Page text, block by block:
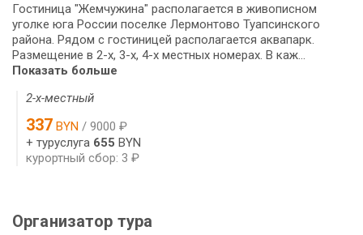
Гостиница "Жемчужина" располагается в живописном
уголке юга России поселке Лермонтово Туапсинского
района. Рядом с гостиницей располагается аквапарк.
Размещение в 2-х, 3-х, 4-х местных номерах. В каж...
Показать больше
2-х-местный
337 BYN / 9000 ₽
+ туруслуга 655 BYN
курортный сбор: 3 ₽
Организатор тура